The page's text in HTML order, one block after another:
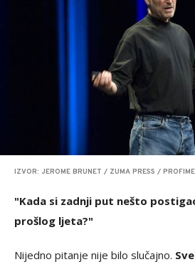
IZVOR: JEROME BRUNET / ZUMA PRESS /
"Kada si zadnji put nešto
prošlog ljeta?"
Nijedno pitanje nije bilo slučajno.